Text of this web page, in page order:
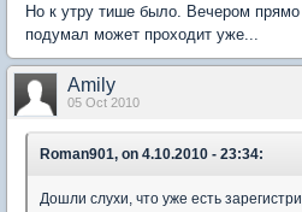
Но к утру тише было. Вечером
подумал может проходит уже...
Amily
05 Oct 2010
Roman901, on 4.10.2010 - 23:34:
Дошли слухи, что уже есть